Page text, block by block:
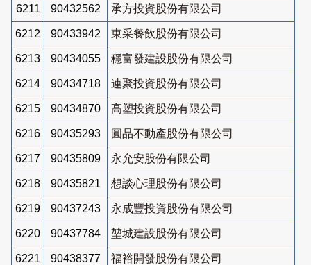
6211 90432562 承方投資股份有限公司
6212 90433942 東采餐飲股份有限公司
6213 90434055 穩富發建設股份有限公司
6214 90434718 連聚投資股份有限公司
6215 90434870 高塑投資股份有限公司
6216 90435293 圓品不動產股份有限公司
6217 90435809 永允安股份有限公司
6218 90435821 想談心理股份有限公司
6219 90437243 永成豐投資股份有限公司
6220 90437784 堃城建設股份有限公司
6221 90438377 福裕開發股份有限公司